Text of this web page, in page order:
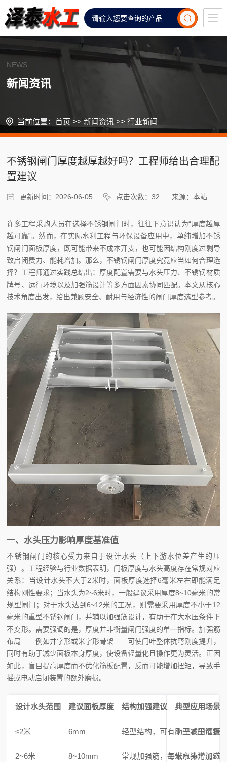
NEWS
新闻资讯
当前位置： 首页 >> 新闻资讯 >> 行业新闻
不锈钢闸门厚度越厚越好吗？工程师给出合理配
置建议
更新时间：2026-06-05 点击次数：32 来源：本站
许多工程采购人员在选择不锈钢闸门时，往往下意识认为“厚度越厚
越可靠”。然而，在实际水利工程与环保设备应用中，单纯增加不锈
钢闸门面板厚度，既可能带来不成本开支，也可能因结构刚度过剩导
致启闭费力、能耗增加。那么，不锈钢闸门厚度究竟应当如何合理选
择？工程师通过实践总结出：厚度配置需要与水头压力、不锈钢材质
牌号、运行环境以及加强筋设计等多方面因素协同匹配。本文从核心
技术角度出发，给出兼顾安全、耐用与经济性的闸门厚度选型参考。
一、水头压力影响厚度基准值
不锈钢闸门的核心受力来自于设计水头（上下游水位差产生的压
强）。工程经验与行业数据表明，门板厚度与水头高度存在常规对应
关系：当设计水头不大于2米时，面板厚度选择6毫米左右即能满足
结构刚性要求；当水头为2~6米时，一般建议采用厚度8~10毫米的常
规型闸门；对于水头达到6~12米的工况，则需要采用厚度不小于12
毫米的重型不锈钢闸门，并辅以加强筋设计，有助于在大水压条件下
不变形。需要强调的是，厚度并非衡量闸门强度的单一指标。加强筋
布局——例如井字形或米字形骨架——可使门叶整体抗弯刚度提升，
同时有助于减少面板本身厚度，使设备轻量化且操作更为灵活。正因
如此，盲目提高厚度而不优化筋板配置，反而可能增加扭矩，导致手
摇或电动启闭装置的额外磨损。
设计水头范围 建议面板厚度 结构加强建议 典型应用场景
≤2米 6mm 轻型结构，可有助于减少筋板
小型农田灌溉
2~6米 8~10mm 常规加强筋，每米水头增加3道
城市排污河道